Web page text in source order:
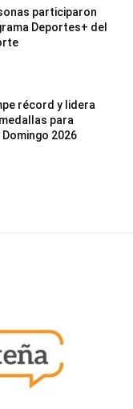
participaron
Deportes+ del
récord y lidera
para
2026